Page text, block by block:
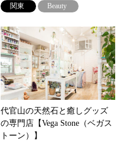
関東 Beauty
代官山の天然石と癒しグッズ
の専門店【Vega Stone（ベガス
トーン）】